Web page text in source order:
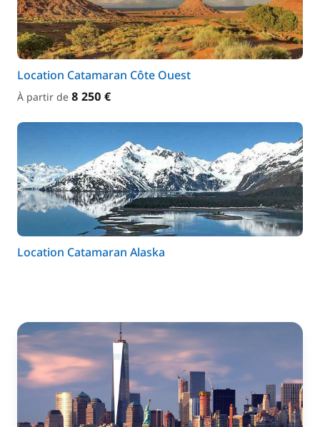
Location Catamaran Côte Ouest
À partir de 8 250 €
Location Catamaran Alaska